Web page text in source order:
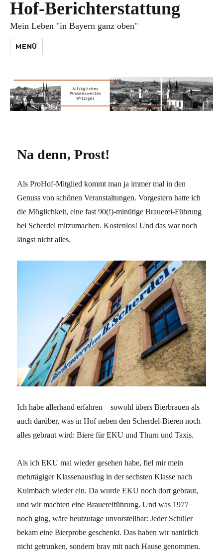
Hof-Berichterstattung
Mein Leben "in Bayern ganz oben"
MENÜ
Na denn, Prost!
Als ProHof-Mitglied kommt man ja immer mal in den
Genuss von schönen Veranstaltungen. Vorgestern hatte ich
die Möglichkeit, eine fast 90(!)-minütige Brauerei-Führung
bei Scherdel mitzumachen. Kostenlos! Und das war noch
längst nicht alles.
Ich habe allerhand erfahren – sowohl übers Bierbrauen als
auch darüber, was in Hof neben den Scherdel-Bieren noch
alles gebraut wird: Biere für EKU und Thurn und Taxis.
Als ich EKU mal wieder gesehen habe, fiel mir mein
mehrtägiger Klassenausflug in der sechsten Klasse nach
Kulmbach wieder ein. Da wurde EKU noch dort gebraut,
und wir machten eine Brauereiführung. Und was 1977
noch ging, wäre heutzutage unvorstellbar: Jeder Schüler
bekam eine Bierprobe geschenkt. Das haben wir natürlich
nicht getrunken, sondern brav mit nach Hause genommen.